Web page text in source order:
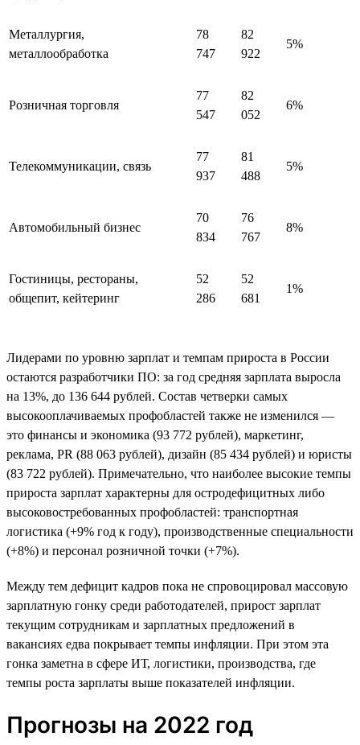
Металлургия,
металлообработка
78
747
82
922
5%
Розничная торговля
77
547
82
052
6%
Телекоммуникации, связь
77
937
81
488
5%
Автомобильный бизнес
70
834
76
767
8%
Гостиницы, рестораны,
общепит, кейтеринг
52
286
52
681
1%
Лидерами по уровню зарплат и темпам прироста в России
остаются разработчики ПО: за год средняя зарплата выросла
на 13%, до 136 644 рублей. Состав четверки самых
высокооплачиваемых профобластей также не изменился —
это финансы и экономика (93 772 рублей), маркетинг,
реклама, PR (88 063 рублей), дизайн (85 434 рублей) и юристы
(83 722 рублей). Примечательно, что наиболее высокие темпы
прироста зарплат характерны для остродефицитных либо
высоковостребованных профобластей: транспортная
логистика (+9% год к году), производственные специальности
(+8%) и персонал розничной точки (+7%).
Между тем дефицит кадров пока не спровоцировал массовую
зарплатную гонку среди работодателей, прирост зарплат
текущим сотрудникам и зарплатных предложений в
вакансиях едва покрывает темпы инфляции. При этом эта
гонка заметна в сфере ИТ, логистики, производства, где
темпы роста зарплаты выше показателей инфляции.
Прогнозы на 2022 год